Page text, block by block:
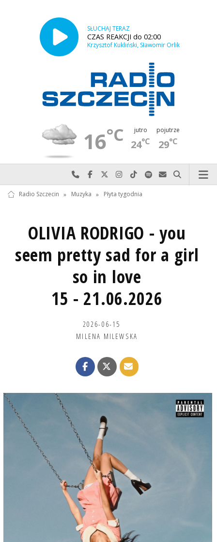
SŁUCHAJ TERAZ
CZAS REAKCJI do 02:00
Krzysztof Kukliński, Sławomir Orlik
16°C jutro
24°C
pojutrze
29°C
Najlepiej po prostu do nas zadzwoń
Odwiedź nas na Facebook-u
Odwiedź nas na X
Odwiedź nas na Instagram-ie
Odwiedź nas na TikTok-u
Szukaj nas na Spotify
Wyślij do nas
Szukaj
Radio Szczecin » Muzyka » Płyta tygodnia
OLIVIA RODRIGO - you
seem pretty sad for a girl
so in love
15 - 21.06.2026
2026-06-15
MILENA MILEWSKA